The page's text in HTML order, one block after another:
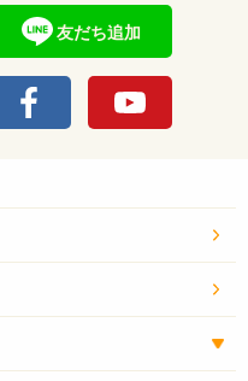
友だち追加